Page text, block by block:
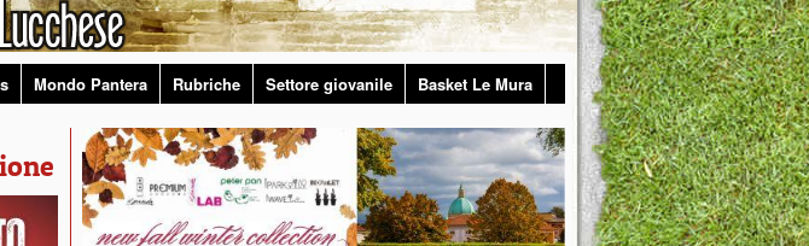
Mondo Pantera Rubriche Settore giovanile Basket Le Mura